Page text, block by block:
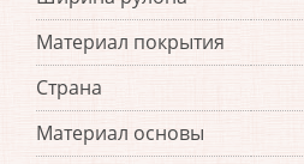
Материал покрытия
Страна
Материал основы